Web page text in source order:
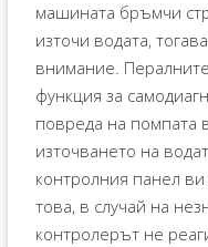
машината бръмчи
източи водата,
внимание.
функция за
повреда на помпата
източването на
контролния панел
това, в случай на
контролерът не